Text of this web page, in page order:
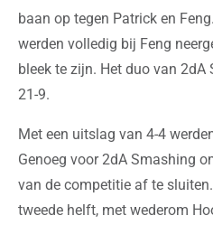
baan op tegen Patrick en
werden volledig bij Feng
bleek te zijn. Het duo van
21-9.
Met een uitslag van 4-4
Genoeg voor 2dA Smashing
van de competitie af te
tweede helft, met wederom